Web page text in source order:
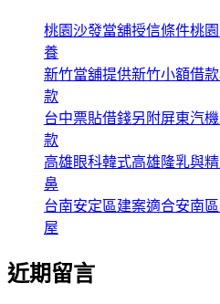
桃園沙發當舖授信條件桃
養
新竹當舖提供新竹小額借
款
台中票貼借錢另附屏東汽
款
高雄眼科韓式高雄隆乳與
鼻
台南安定區建案適合安南
屋
近期留言